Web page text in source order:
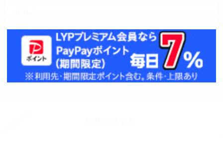
災害対策・DMAT
介護用品
リハビリ用品